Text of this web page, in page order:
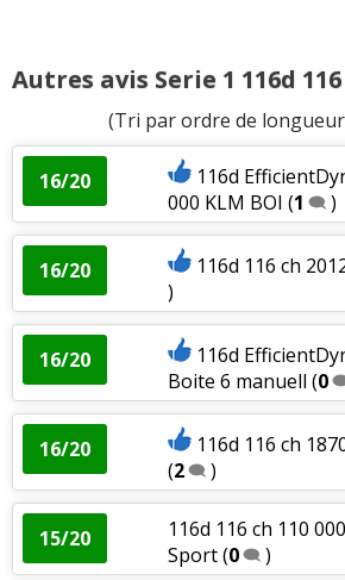
Autres avis Serie 1 116d
(Tri par ordre de
16/20
116d
000 KLM BOI (1 )
16/20 116d 116 ch
)
16/20
116d
Boite 6 manuell (0
16/20
116d 116 ch
(2 )
15/20
116d 116 ch 110
Sport(0 )